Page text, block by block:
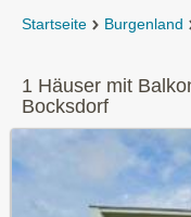
Startseite Burgenland
1 Häuser mit
Bocksdorf